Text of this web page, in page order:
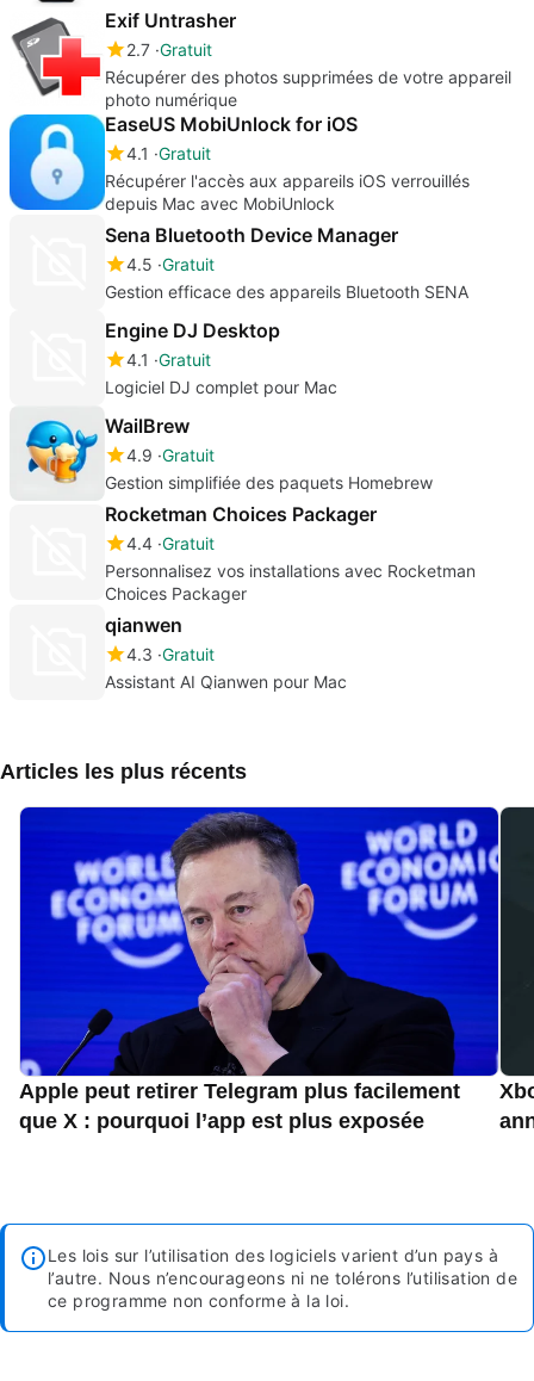
Exif Untrasher
2.7 Gratuit
Récupérer des photos supprimées de votre appareil
photo numérique
EaseUS MobiUnlock for iOS
4.1 Gratuit
Récupérer l'accès aux appareils iOS verrouillés
depuis Mac avec MobiUnlock
Sena Bluetooth Device Manager
4.5 Gratuit
Gestion efficace des appareils Bluetooth SENA
Engine DJ Desktop
4.1 Gratuit
Logiciel DJ complet pour Mac
WailBrew
4.9 Gratuit
Gestion simplifiée des paquets Homebrew
Rocketman Choices Packager
4.4 Gratuit
Personnalisez vos installations avec Rocketman
Choices Packager
qianwen
4.3 Gratuit
Assistant AI Qianwen pour Mac
Articles les plus récents
Apple peut retirer Telegram plus facilement
que X : pourquoi l’app est plus exposée
Les lois sur l’utilisation des logiciels varient d’un pays à
l’autre. Nous n’encourageons ni ne tolérons l’utilisation de
ce programme non conforme à la loi.